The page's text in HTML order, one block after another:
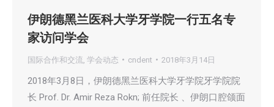
伊朗德黑兰医科大学牙学院一行五名专
家访问学会
国际合作和交流 学会动态 cndent 2018年3月14日
2018年3月8日，伊朗德黑兰医科大学牙学院牙学院院
长 Prof. Dr. Amir Reza Rokn; 前任院长 、伊朗口腔颌面